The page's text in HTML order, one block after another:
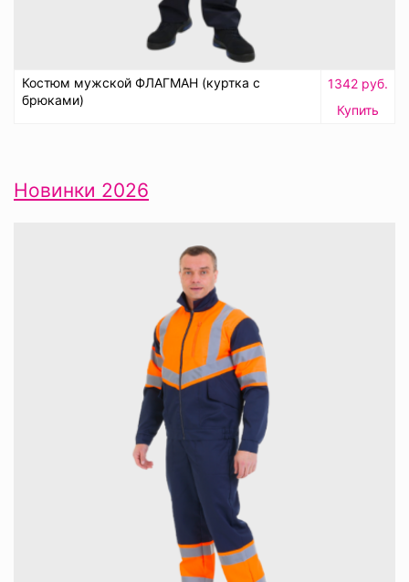
Костюм мужской ФЛАГМАН (куртка с
брюками)
1342 руб.
Купить
Новинки 2026